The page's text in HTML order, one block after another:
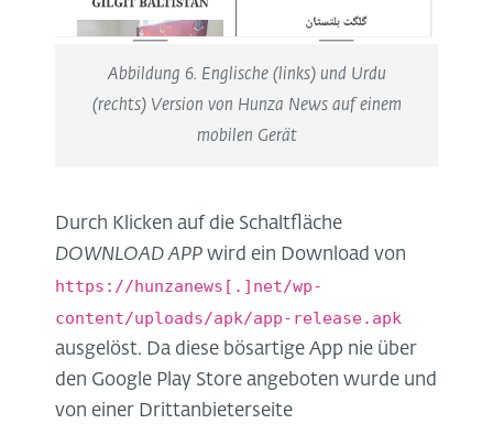
Abbildung 6. Englische (links) und Urdu
(rechts) Version von Hunza News auf einem
mobilen Gerät
Durch Klicken auf die Schaltfläche
DOWNLOAD APP wird ein Download von
https://hunzanews[.]net/wp-
content/uploads/apk/app-release.apk
ausgelöst. Da diese bösartige App nie über
den Google Play Store angeboten wurde und
von einer Drittanbieterseite